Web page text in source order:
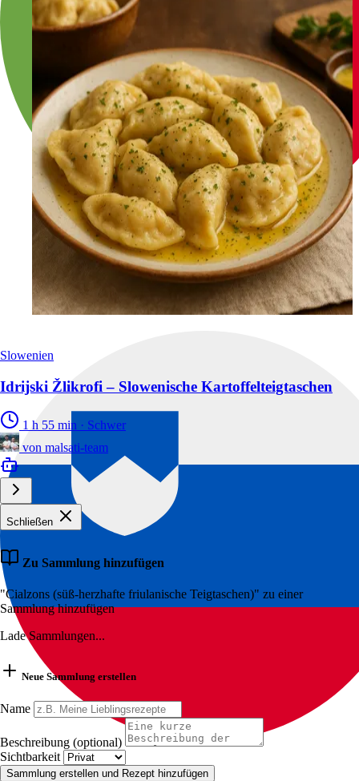
Slowenien
Idrijski Žlikrofi – Slowenische Kartoffelteigtaschen
1 h 55 min · Schwer
von malsati-team
Schließen
Zu Sammlung hinzufügen
"Cialzons (süß-herzhafte friulanische Teigtaschen)" zu einer
Sammlung hinzufügen
Lade Sammlungen...
Neue Sammlung erstellen
Name
Beschreibung (optional)
Sichtbarkeit
Sammlung erstellen und Rezept hinzufügen